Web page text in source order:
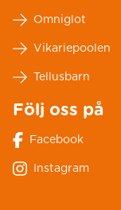
Omniglot
Vikariepoolen
Tellusbarn
Följ oss på
Facebook
Instagram